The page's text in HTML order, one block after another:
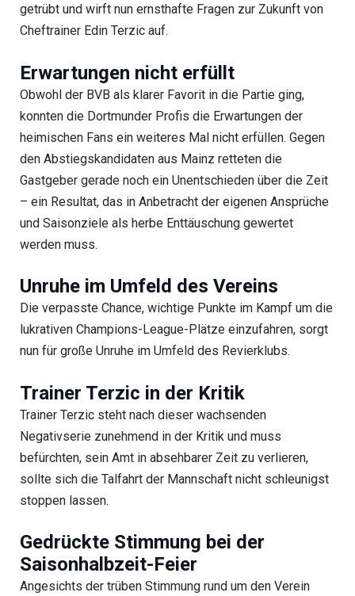
getrübt und wirft nun ernsthafte Fragen zur Zukunft von
Cheftrainer Edin Terzic auf.
Erwartungen nicht erfüllt
Obwohl der BVB als klarer Favorit in die Partie ging,
konnten die Dortmunder Profis die Erwartungen der
heimischen Fans ein weiteres Mal nicht erfüllen. Gegen
den Abstiegskandidaten aus Mainz retteten die
Gastgeber gerade noch ein Unentschieden über die Zeit
– ein Resultat, das in Anbetracht der eigenen Ansprüche
und Saisonziele als herbe Enttäuschung gewertet
werden muss.
Unruhe im Umfeld des Vereins
Die verpasste Chance, wichtige Punkte im Kampf um die
lukrativen Champions-League-Plätze einzufahren, sorgt
nun für große Unruhe im Umfeld des Revierklubs.
Trainer Terzic in der Kritik
Trainer Terzic steht nach dieser wachsenden
Negativserie zunehmend in der Kritik und muss
befürchten, sein Amt in absehbarer Zeit zu verlieren,
sollte sich die Talfahrt der Mannschaft nicht schleunigst
stoppen lassen.
Gedrückte Stimmung bei der
Saisonhalbzeit-Feier
Angesichts der trüben Stimmung rund um den Verein